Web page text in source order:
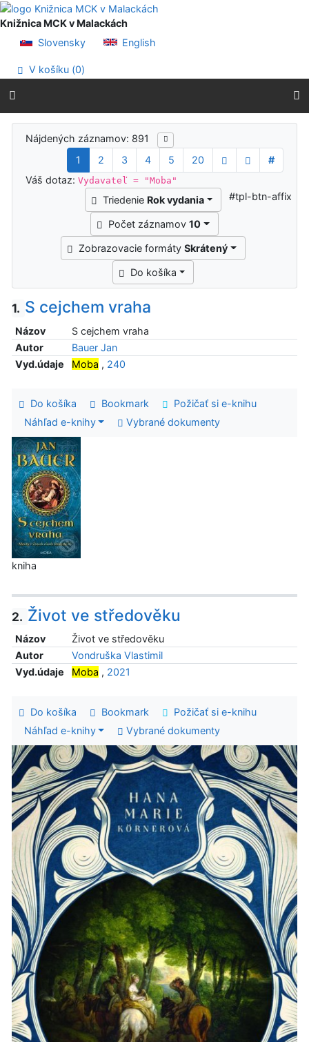
Prejsť na obsah
Prejsť na menu
Knižnica MCK v Malackách
Slovensky
English
V košíku (0)
Výsledky vyhľadávania
Nájdených záznamov: 891
1
2 3 4 5 20
#
Váš dotaz:Vydavateľ = "Moba"
Triedenie Rok vydania
Počet záznamov10
Zobrazovacie formátySkrátený
Do košíka
#tpl-btn-affix
1. S cejchem vraha
Názov
S cejchem vraha
Autor
Bauer Jan
Vyd.údaje
Moba , 240
Do košíka Bookmark
Požičať si e-knihu
Náhľad e-knihy
Vybrané dokumenty
kniha
2. Život ve středověku
Názov
Život ve středověku
Autor
Vondruška Vlastimil
Vyd.údaje
Moba , 2021
Do košíka Bookmark
Požičať si e-knihu
Náhľad e-knihy
Vybrané dokumenty